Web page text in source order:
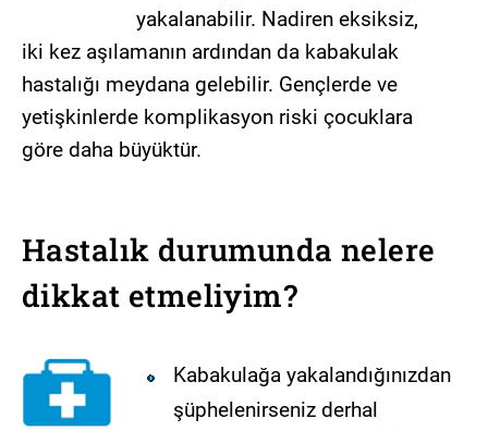
yakalanabilir. Nadiren eksiksiz,
iki kez aşılamanın ardından da kabakulak
hastalığı meydana gelebilir. Gençlerde ve
yetişkinlerde komplikasyon riski çocuklara
göre daha büyüktür.
Hastalık durumunda nelere
dikkat etmeliyim?
Kabakulağa yakalandığınızdan
şüphelenirseniz derhal